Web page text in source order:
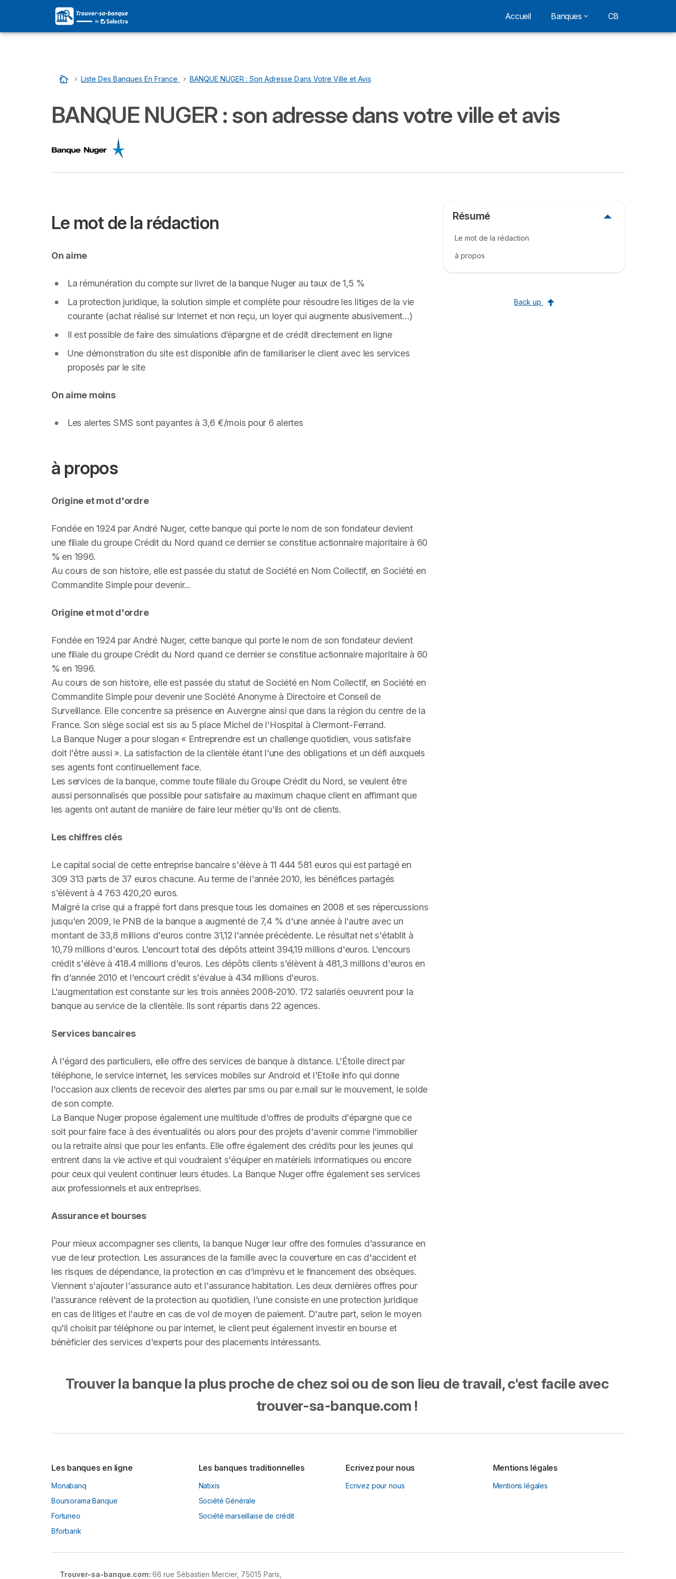
Accueil Banques CB
Accueil
…
Liste Des Banques En France …
BANQUE NUGER : Son Adresse Dans Votre Ville et Avis
BANQUE NUGER : son adresse dans votre ville et avis
Le mot de la rédaction
On aime
La rémunération du compte sur livret de la banque Nuger au taux de 1,5 %
La protection juridique, la solution simple et complète pour résoudre les litiges de la vie
courante (achat réalisé sur Internet et non reçu, un loyer qui augmente abusivement…)
Il est possible de faire des simulations d’épargne et de crédit directement en ligne
Une démonstration du site est disponible afin de familiariser le client avec les services
proposés par le site
On aime moins
Les alertes SMS sont payantes à 3,6 €/mois pour 6 alertes
à propos
Origine et mot d'ordre
Fondée en 1924 par André Nuger, cette banque qui porte le nom de son fondateur devient
une filiale du groupe Crédit du Nord quand ce dernier se constitue actionnaire majoritaire à 60
% en 1996.
Au cours de son histoire, elle est passée du statut de Société en Nom Collectif, en Société en
Commandite Simple pour devenir...
Origine et mot d'ordre
Fondée en 1924 par André Nuger, cette banque qui porte le nom de son fondateur devient
une filiale du groupe Crédit du Nord quand ce dernier se constitue actionnaire majoritaire à 60
% en 1996.
Au cours de son histoire, elle est passée du statut de Société en Nom Collectif, en Société en
Commandite Simple pour devenir une Société Anonyme à Directoire et Conseil de
Surveillance. Elle concentre sa présence en Auvergne ainsi que dans la région du centre de la
France. Son siège social est sis au 5 place Michel de l'Hospital à Clermont-Ferrand.
La Banque Nuger a pour slogan « Entreprendre est un challenge quotidien, vous satisfaire
doit l'être aussi ». La satisfaction de la clientèle étant l'une des obligations et un défi auxquels
ses agents font continuellement face.
Les services de la banque, comme toute filiale du Groupe Crédit du Nord, se veulent être
aussi personnalisés que possible pour satisfaire au maximum chaque client en affirmant que
les agents ont autant de manière de faire leur métier qu'ils ont de clients.
Les chiffres clés
Le capital social de cette entreprise bancaire s'élève à 11 444 581 euros qui est partagé en
309 313 parts de 37 euros chacune. Au terme de l'année 2010, les bénéfices partagés
s'élèvent à 4 763 420,20 euros.
Malgré la crise qui a frappé fort dans presque tous les domaines en 2008 et ses répercussions
jusqu'en 2009, le PNB de la banque a augmenté de 7,4 % d'une année à l'autre avec un
montant de 33,8 millions d'euros contre 31,12 l'année précédente. Le résultat net s'établit à
10,79 millions d'euros. L'encourt total des dépôts atteint 394,19 millions d'euros. L'encours
crédit s'élève à 418.4 millions d'euros. Les dépôts clients s'élèvent à 481,3 millions d'euros en
fin d'année 2010 et l'encourt crédit s'évalue à 434 millions d'euros.
L'augmentation est constante sur les trois années 2008-2010. 172 salariés oeuvrent pour la
banque au service de la clientèle. Ils sont répartis dans 22 agences.
Services bancaires
À l'égard des particuliers, elle offre des services de banque à distance. L'Étoile direct par
téléphone, le service internet, les services mobiles sur Android et l'Etoile info qui donne
l'occasion aux clients de recevoir des alertes par sms ou par e.mail sur le mouvement, le solde
de son compte.
La Banque Nuger propose également une multitude d'offres de produits d'épargne que ce
soit pour faire face à des éventualités ou alors pour des projets d'avenir comme l'immobilier
ou la retraite ainsi que pour les enfants. Elle offre également des crédits pour les jeunes qui
entrent dans la vie active et qui voudraient s'équiper en matériels informatiques ou encore
pour ceux qui veulent continuer leurs études. La Banque Nuger offre également ses services
aux professionnels et aux entreprises.
Assurance et bourses
Pour mieux accompagner ses clients, la banque Nuger leur offre des formules d'assurance en
vue de leur protection. Les assurances de la famille avec la couverture en cas d'accident et
les risques de dépendance, la protection en cas d'imprévu et le financement des obsèques.
Viennent s'ajouter l'assurance auto et l'assurance habitation. Les deux dernières offres pour
l'assurance relèvent de la protection au quotidien, l'une consiste en une protection juridique
en cas de litiges et l'autre en cas de vol de moyen de paiement. D'autre part, selon le moyen
qu'il choisit par téléphone ou par internet, le client peut également investir en bourse et
bénéficier des services d'experts pour des placements intéressants.
Résumé
Le mot de la rédaction
à propos
Back up
Trouver la banque la plus proche de chez soi ou de son lieu de travail, c'est facile avec
trouver-sa-banque.com !
Les banques en ligne
Monabanq
Boursorama Banque
Fortuneo
Bforbank
Les banques traditionnelles
Natixis
Société Générale
Société marseillaise de crédit
Ecrivez pour nous
Ecrivez pour nous
Mentions légales
Mentions légales
Trouver-sa-banque.com: 66 rue Sébastien Mercier, 75015 Paris,